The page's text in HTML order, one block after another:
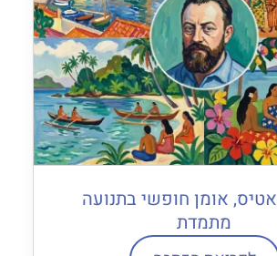
אומן חופשי בתנועה
מתמדת